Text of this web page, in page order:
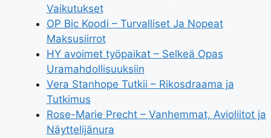
Vaikutukset
OP Bic Koodi – Turvalliset Ja Nopeat
Maksusiirrot
HY avoimet työpaikat – Selkeä Opas
Uramahdollisuuksiin
Vera Stanhope Tutkii – Rikosdraama ja
Tutkimus
Rose-Marie Precht – Vanhemmat, Avioliitot ja
Näyttelijänura